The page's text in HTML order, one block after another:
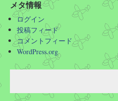
メタ情報
ログイン
投稿フィード
コメントフィード
WordPress.org